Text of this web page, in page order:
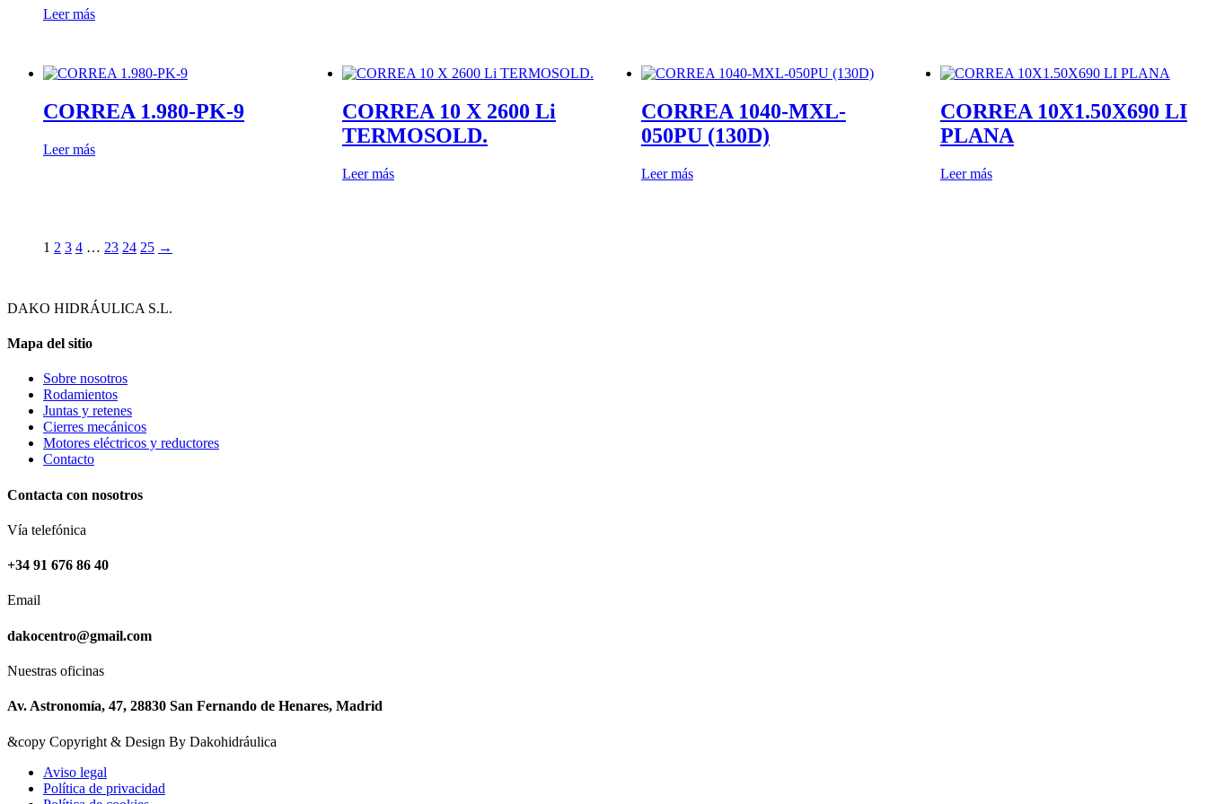
Leer más
CORREA 1.980-PK-9
Leer más
CORREA 10 X 2600 Li
TERMOSOLD.
Leer más
CORREA 1040-MXL-
050PU (130D)
Leer más
CORREA 10X1.50X690 LI
PLANA
Leer más
1 2 3 4 … 23 24 25 →
DAKO HIDRÁULICA S.L.
Mapa del sitio
Sobre nosotros
Rodamientos
Juntas y retenes
Cierres mecánicos
Motores eléctricos y reductores
Contacto
Contacta con nosotros
Vía telefónica
+34 91 676 86 40
Email
dakocentro@gmail.com
Nuestras oficinas
Av. Astronomía, 47, 28830 San Fernando de Henares, Madrid
&copy Copyright & Design By Dakohidráulica
Aviso legal
Política de privacidad
mejorar con
Para que
nuestra web
mejor posible
paseo por
cookies,
algunas
desaparecerán
las aceptas, nos
serás de gran
ayuda.
Al compartir
comportamiento
mientras visitas
aumentas la
ver contenido y
personalizados.
realmente te